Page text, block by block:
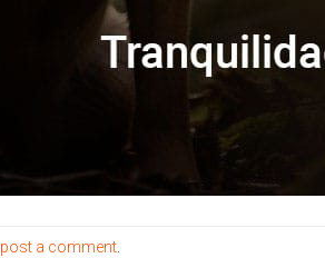
post a comment